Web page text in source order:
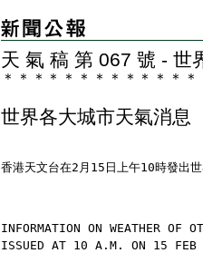
天 氣 稿 第 067 號 - 世
＊ ＊ ＊ ＊ ＊ ＊ ＊ ＊ ＊ ＊ ＊ ＊ ＊
世界各大城市天氣消息
香港天文台在2月15日上午10時發出
INFORMATION ON WEATHER OF
ISSUED AT 10 A.M. ON 15 FEB